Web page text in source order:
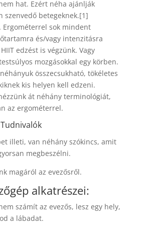
hat. Ezért néha ajánlják
szenvedő betegeknek.[1]
Ergométerrel sok mindent
és/vagy intenzitásra
edzést is végzünk. Vagy
mozgásokkal egy körben.
összecsukható, tökéletes
kis helyen kell edzeni.
át néhány terminológiát,
az ergométerrel.
illeti, van néhány szókincs, amit
megbeszélni.
magáról az evezősről.
alkatrészei:
számít az evezős, lesz egy hely,
a lábadat.